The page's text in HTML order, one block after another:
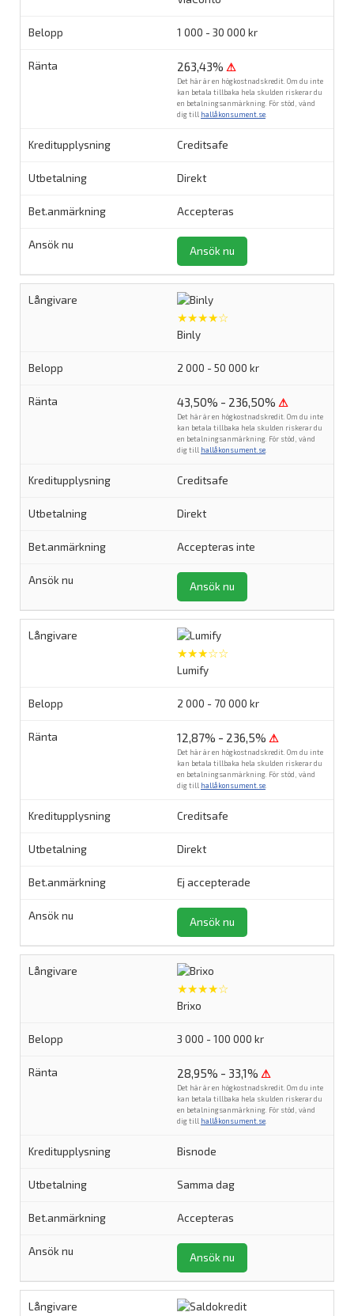
1 000 - 30 000 kr
263,43% ⚠
Det här är en högkostnadskredit. Om du inte
kan betala tillbaka hela skulden riskerar du
en betalningsanmärkning. För stöd, vänd
dig till hallåkonsument.se.
Creditsafe
Direkt
Accepteras
Ansök nu
★★★★☆
Binly
2 000 - 50 000 kr
43,50% - 236,50% ⚠
Det här är en högkostnadskredit. Om du inte
kan betala tillbaka hela skulden riskerar du
en betalningsanmärkning. För stöd, vänd
dig till hallåkonsument.se.
Creditsafe
Direkt
Accepteras inte
Ansök nu
★★★☆☆
Lumify
2 000 - 70 000 kr
12,87% - 236,5% ⚠
Det här är en högkostnadskredit. Om du inte
kan betala tillbaka hela skulden riskerar du
en betalningsanmärkning. För stöd, vänd
dig till hallåkonsument.se.
Creditsafe
Direkt
Ej accepterade
Ansök nu
★★★★☆
Brixo
3 000 - 100 000 kr
28,95% - 33,1% ⚠
Det här är en högkostnadskredit. Om du inte
kan betala tillbaka hela skulden riskerar du
en betalningsanmärkning. För stöd, vänd
dig till hallåkonsument.se.
Bisnode
Samma dag
Accepteras
Ansök nu